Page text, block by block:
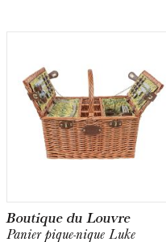
Boutique du Louvre
Panier pique-nique Luke